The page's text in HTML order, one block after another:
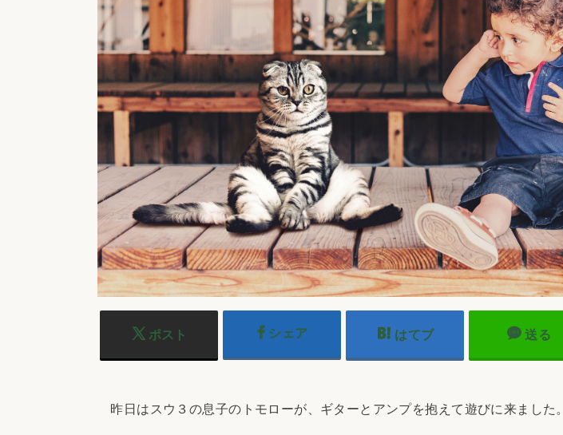
ポスト シェア はてブ 送る
昨日はスウ３の息子のトモローが、ギターとアンプを抱えて遊びに来ました。